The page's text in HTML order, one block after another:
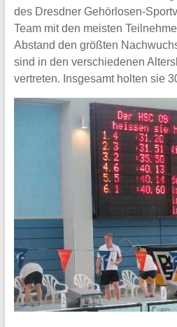
des Dresdner Gehörlosen-
Team mit den meisten
Abstand den größten
sind in den verschiedenen
vertreten. Insgesamt holten sie